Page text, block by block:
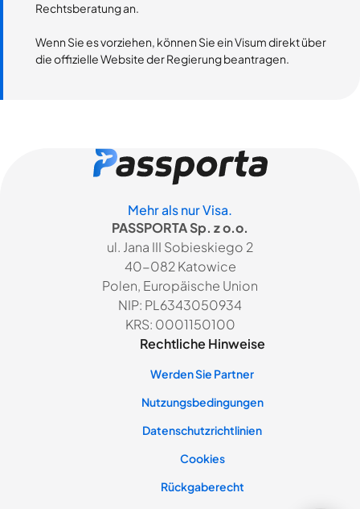
Rechtsberatung an.
Wenn Sie es vorziehen, können Sie ein Visum direkt über
die offizielle Website der Regierung beantragen.
Mehr als nur Visa.
PASSPORTA Sp. z o.o.
ul. Jana III Sobieskiego 2
40-082 Katowice
Polen, Europäische Union
NIP: PL6343050934
KRS: 0001150100
Rechtliche Hinweise
Werden Sie Partner
Nutzungsbedingungen
Datenschutzrichtlinien
Cookies
Rückgaberecht